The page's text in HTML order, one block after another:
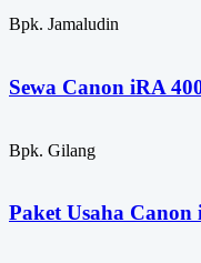
Bpk. Jamaludin
Sewa Canon iRA
Bpk. Gilang
Paket Usaha